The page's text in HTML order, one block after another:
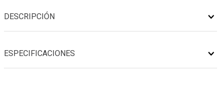
DESCRIPCIÓN
ESPECIFICACIONES